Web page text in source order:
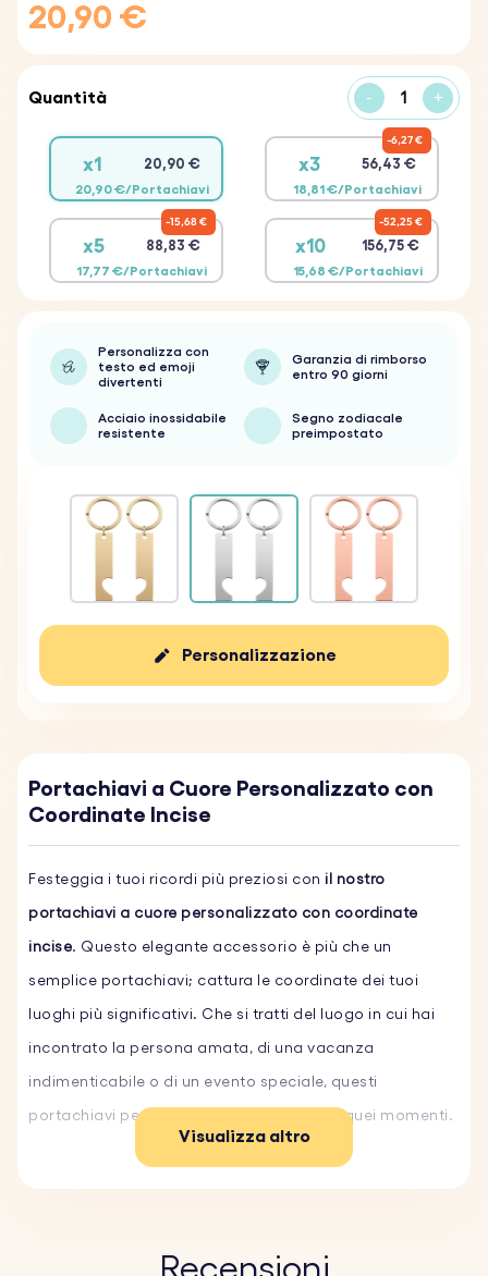
20,90 €
Quantità - +
x1 20,90 €
20,90 €/Portachiavi
x3 56,43 €
18,81 €/Portachiavi
6,27 €
x5 88,83 €
17,77 €/Portachiavi
15,68 €
x10 156,75 €
15,68 €/Portachiavi
52,25 €
Personalizza con
testo ed emoji
divertenti
Garanzia di rimborso
entro 90 giorni
Acciaio inossidabile
resistente
Segno zodiacale
preimpostato
Personalizzazione
Portachiavi a Cuore Personalizzato con
Coordinate Incise
Festeggia i tuoi ricordi più preziosi con il nostro
portachiavi a cuore personalizzato con coordinate
incise. Questo elegante accessorio è più che un
semplice portachiavi; cattura le coordinate dei tuoi
luoghi più significativi. Che si tratti del luogo in cui hai
incontrato la persona amata, di una vacanza
indimenticabile o di un evento speciale, questi
portachiavi personalizzato mantiene vivi quei momenti.
Realizzato con precisione e cura, questo portachiavi con
Visualizza altro